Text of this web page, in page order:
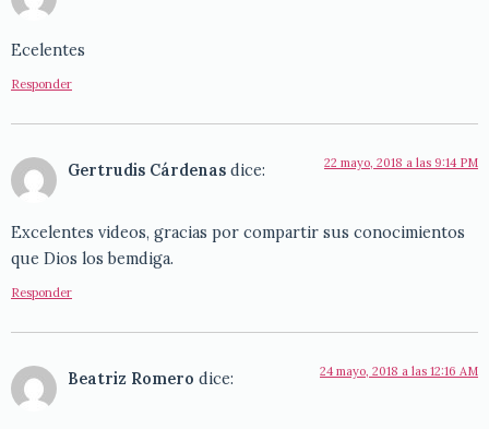
Ecelentes
Responder
Gertrudis Cárdenas dice: 22 mayo, 2018 a las 9:14 PM
Excelentes videos, gracias por compartir sus conocimientos
que Dios los bemdiga.
Responder
Beatriz Romero dice: 24 mayo, 2018 a las 12:16 AM